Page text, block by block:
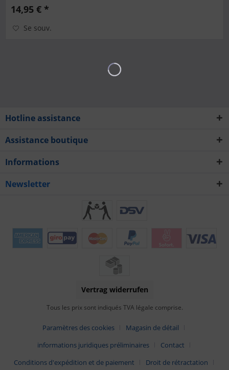
14,95 € *
Se souv.
Hotline assistance
Assistance boutique
Informations
Newsletter
Vertrag widerrufen
Tous les prix sont indiqués TVA légale comprise.
Paramètres des cookies
Magasin de détail
informations juridiques préliminaires
Contact
Conditions d'expédition et de paiement
Droit de rétractation